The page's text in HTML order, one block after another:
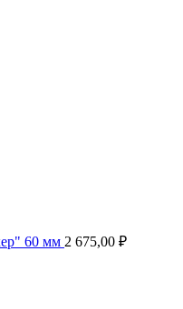
60 мм 2 675,00 ₽